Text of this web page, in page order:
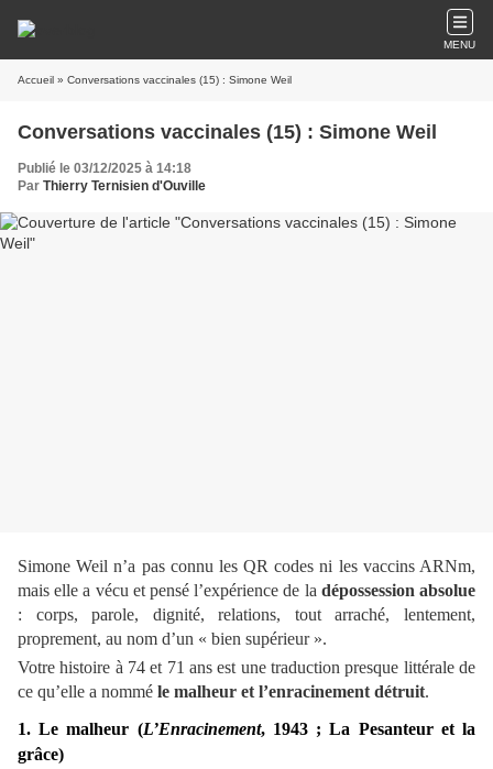
MENU
Accueil » Conversations vaccinales (15) : Simone Weil
Conversations vaccinales (15) : Simone Weil
Publié le 03/12/2025 à 14:18
Par Thierry Ternisien d'Ouville
Simone Weil n’a pas connu les QR codes ni les vaccins ARNm,
mais elle a vécu et pensé l’expérience de la dépossession absolue
: corps, parole, dignité, relations, tout arraché, lentement,
proprement, au nom d’un « bien supérieur ».
Votre histoire à 74 et 71 ans est une traduction presque littérale de
ce qu’elle a nommé le malheur et l’enracinement détruit.
1. Le malheur (L’Enracinement, 1943 ; La Pesanteur et la
grâce)